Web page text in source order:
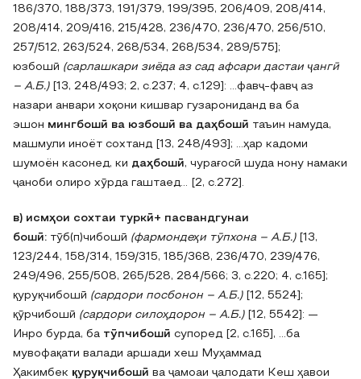
186/370‚ 188/373‚ 191/379‚ 199/395‚ 206/409‚ 208/414‚
208/414‚ 209/416‚ 215/428‚ 236/470‚ 236/470‚ 256/510‚
257/512‚ 263/524‚ 268/534‚ 268/534‚ 289/575];
юзбошӣ (сарлашкари зиёда аз сад афсари дастаи ҷангӣ
– А.Б.)
[13, 248/493; 2, с.237; 4, с.129]: …фавҷ-фавҷ аз
назари анвари хоқони кишвар гузарониданд ва ба
эшон мингбошӣ ва юзбошӣ ва даҳбошӣ таъин намуда,
машмули иноёт сохтанд [13, 248/493]; …ҳар кадоми
шумоён касонед, ки даҳбошӣ, чурағосӣ шуда нону намаки
ҷаноби олиро хӯрда гаштаед… [2, с.272].
в) исмҳои сохтаи туркӣ+ пасвандгунаи
бошӣ: тӯб(п)чибошӣ (фармондеҳи тӯпхона – А.Б.)[13,
123/244‚ 158/314‚ 159/315‚ 185/368‚ 236/470‚ 239/476‚
249/496‚ 255/508‚ 265/528‚ 284/566; 3, с.220; 4, с.165];
қуруқчибошӣ (сардори посбонон – А.Б.)
[12, 5524];
қӯрчибошӣ (сардори силоҳдорон – А.Б.)
[12, 5542]: —
Инро бурда, ба тӯпчибошӣ супоред [2, с.165], …ба
мувофақати валади аршади хеш Муҳаммад
Ҳакимбек қуруқчибошӣ ва ҷамоаи ҷалодати Кеш ҳавои